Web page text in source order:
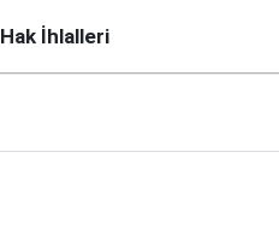
Hak İhlalleri